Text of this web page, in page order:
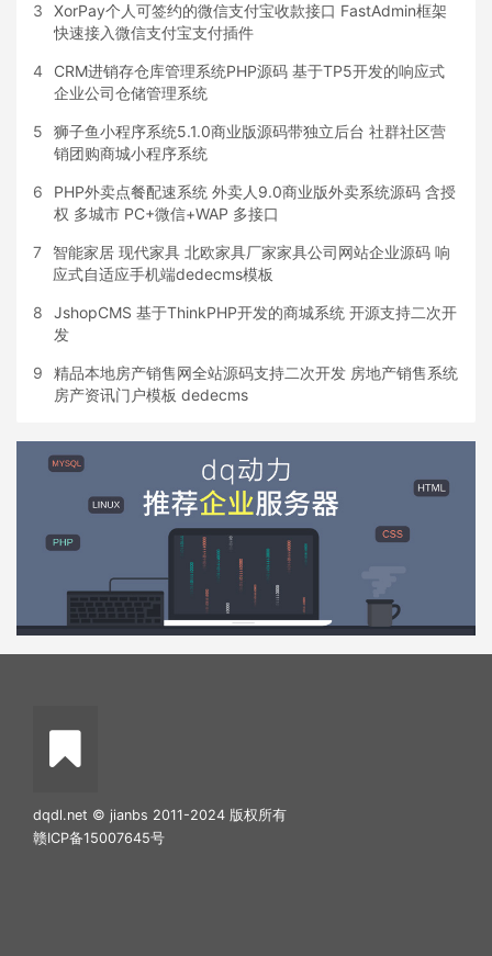
3
XorPay个人可签约的微信支付宝收款接口 FastAdmin框架
快速接入微信支付宝支付插件
4
CRM进销存仓库管理系统PHP源码 基于TP5开发的响应式
企业公司仓储管理系统
5
狮子鱼小程序系统5.1.0商业版源码带独立后台 社群社区营
销团购商城小程序系统
6
PHP外卖点餐配速系统 外卖人9.0商业版外卖系统源码 含授
权 多城市 PC+微信+WAP 多接口
7
智能家居 现代家具 北欧家具厂家家具公司网站企业源码 响
应式自适应手机端dedecms模板
8
JshopCMS 基于ThinkPHP开发的商城系统 开源支持二次开
发
9
精品本地房产销售网全站源码支持二次开发 房地产销售系统
房产资讯门户模板 dedecms
dqdl.net © jianbs 2011-2024 版权所有
赣ICP备15007645号